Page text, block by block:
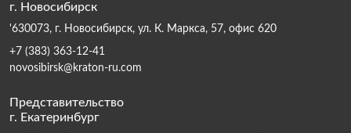
г. Новосибирск
'630073, г. Новосибирск, ул. К. Маркса, 57, офис 620
+7 (383) 363-12-41
novosibirsk@kraton-ru.com
Представительство
г. Екатеринбург